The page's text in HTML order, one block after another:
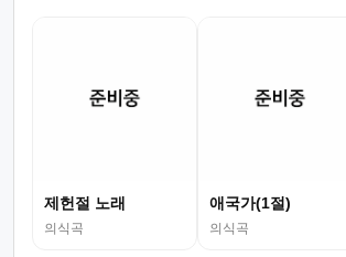
제헌절 노래
의식곡
애국가(1절)
의식곡